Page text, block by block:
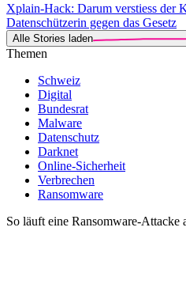
Xplain-Hack: Darum verstiess der
Datenschützerin gegen das Gesetz
Alle Stories laden
Themen
Schweiz
Digital
Bundesrat
Malware
Datenschutz
Darknet
Online-Sicherheit
Verbrechen
Ransomware
So läuft eine Ransomware-Attacke